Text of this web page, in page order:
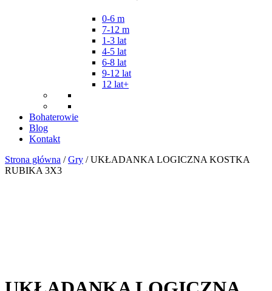
0-6 m
7-12 m
1-3 lat
4-5 lat
6-8 lat
9-12 lat
12 lat+
Bohaterowie
Blog
Kontakt
Strona główna /Gry / UKŁADANKA LOGICZNA KOSTKA
RUBIKA 3X3